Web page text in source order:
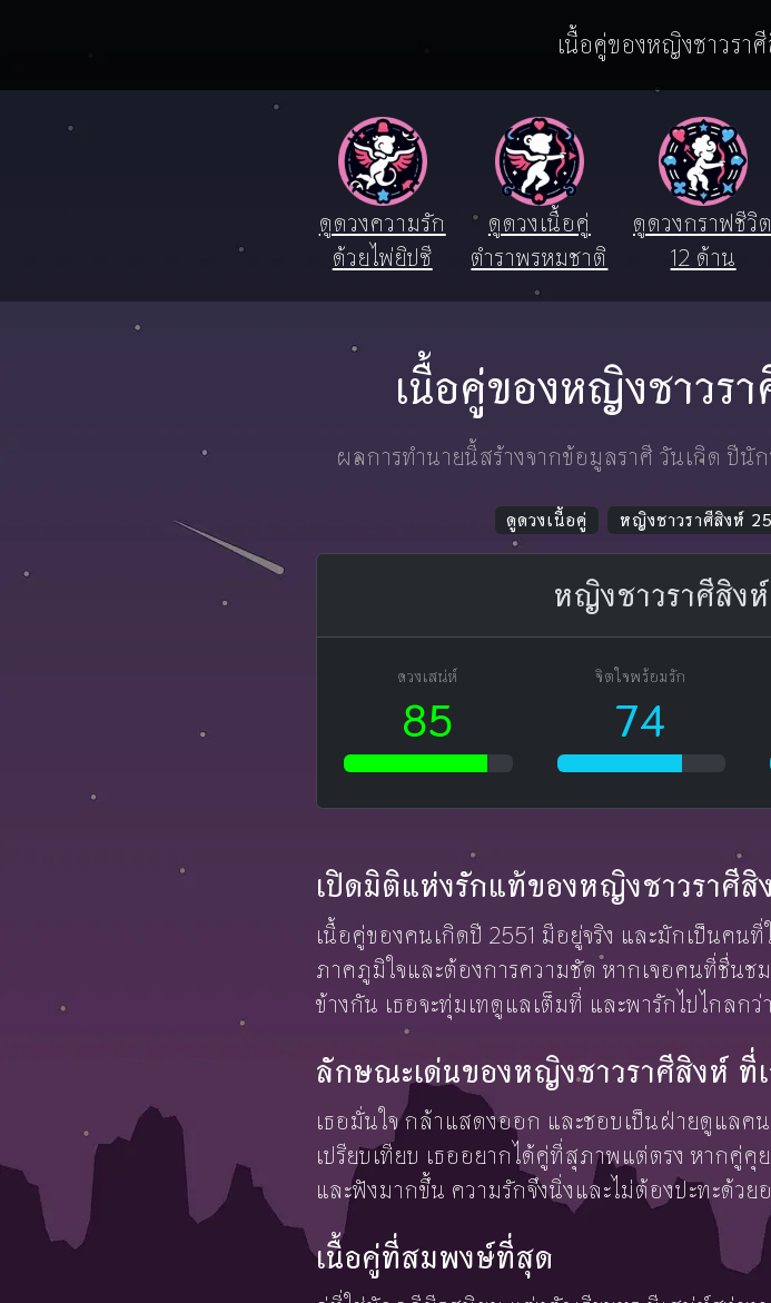
เนื้อคู่ของหญิงชาวรา
ดูดวงความรัก
ด้วยไพ่ยิปซี
ดูดวงเนื้อคู่
ตำราพรหมชาติ
ดูดวงกราฟชีวิต
12 ด้าน
เนื้อคู่ของหญิงชาวร
ผลการทำนายนี้สร้างจากข้อมูลราศี วันเกิด ปี
ดูดวงเนื้อคู่ หญิงชาวราศีสิงห์
หญิงชาวราศีสิง
ดวงเสน่ห์
85
จิตใจพร้อมรัก
74
เปิดมิติแห่งรักแท้ของหญิงชาวราศีสิ
เนื้อคู่ของคนเกิดปี 2551 มีอยู่จริง และมักเป็นคน
ภาคภูมิใจและต้องการความชัด หากเจอคนที่ชื่นช
ข้างกัน เธอจะทุ่มเทดูแลเต็มที่ และพารักไปไกลก
ลักษณะเด่นของหญิงชาวราศีสิงห์ ที่
เธอมั่นใจ กล้าแสดงออก และชอบเป็นฝ่ายดูแล
เปรียบเทียบ เธออยากได้คู่ที่สุภาพแต่ตรง หากคู่คุ
และฟังมากขึ้น ความรักจึงนิ่งและไม่ต้องปะทะด้ว
เนื้อคู่ที่สมพงษ์ที่สุด